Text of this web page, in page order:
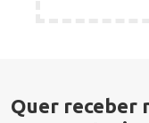
Quer receber